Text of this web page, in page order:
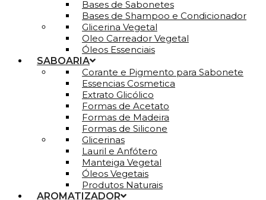
Bases de Sabonetes
Bases de Shampoo e Condicionador
Glicerina Vegetal
Oleo Carreador Vegetal
Óleos Essenciais
SABOARIA
Corante e Pigmento para Sabonete
Essencias Cosmetica
Extrato Glicólico
Formas de Acetato
Formas de Madeira
Formas de Silicone
Glicerinas
Lauril e Anfótero
Manteiga Vegetal
Óleos Vegetais
Produtos Naturais
AROMATIZADOR